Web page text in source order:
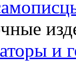
и